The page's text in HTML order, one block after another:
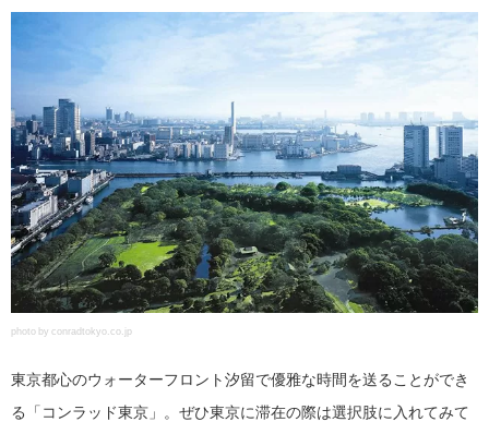
photo by conradtokyo.co.jp
東京都心のウォーターフロント汐留で優雅な時間を送ることができ
る「コンラッド東京」。ぜひ東京に滞在の際は選択肢に入れてみて